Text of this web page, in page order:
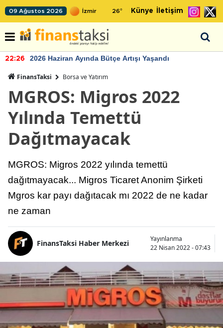
09 Ağustos 2026 26° Künye İletişim
22:26 2026 Haziran Ayında Bütçe Artışı Yaşandı
FinansTaksi Borsa ve Yatırım
MGROS: Migros 2022
Yılında Temettü
Dağıtmayacak
MGROS: Migros 2022 yılında temettü
dağıtmayacak... Migros Ticaret Anonim Şirketi
Mgros kar payı dağıtacak mı 2022 de ne kadar
ne zaman
FinansTaksi Haber Merkezi
Yayınlanma
22 Nisan 2022 - 07:43